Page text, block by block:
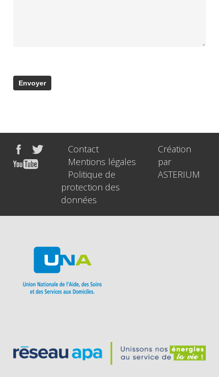
Contact
Mentions légales
Politique de
protection des
données
Création
par
ASTERIUM